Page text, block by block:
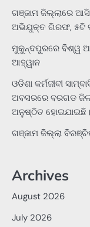
ଗଞ୍ଜାମ ଜିଲ୍ଲାରେ
ଅଭିଯୁକ୍ତ ଗିରଫ, ୫ଟି
ମୁକୁନ୍ଦପୁରରେ ବିଶ୍ୱ
ଆହ୍ୱାନ
ଓଡିଶା କର୍ମଜୀବୀ
ଅବସରରେ ବରଗଡ
ଅନୁଷ୍ଠିତ ହୋଇଯାଇଛି।
ଗଞ୍ଜାମ ଜିଲ୍ଲା
Archives
August 2026
July 2026